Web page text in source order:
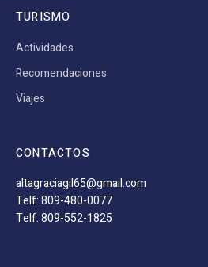
TURISMO
Actividades
Recomendaciones
Viajes
CONTACTOS
altagraciagil65@gmail.com
Telf: 809-480-0077
Telf: 809-552-1825